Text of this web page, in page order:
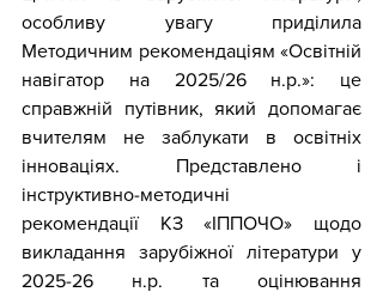
особливу увагу приділила
Методичним рекомендаціям «Освітній
навігатор на 2025/26 н.р.»: це
справжній путівник, який допомагає
вчителям не заблукати в освітніх
інноваціях. Представлено і
інструктивно-методичні
рекомендації
КЗ «ІППОЧО» щодо
викладання зарубіжної літератури у
2025-26 н.р. та оцінювання